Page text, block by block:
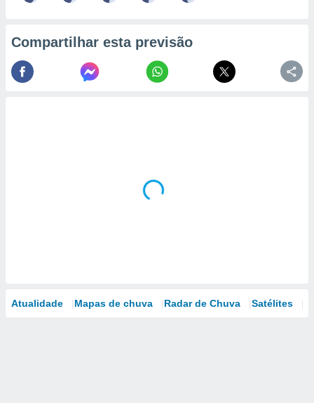
Compartilhar esta previsão
Atualidade Mapas de chuva Radar de Chuva Satélites